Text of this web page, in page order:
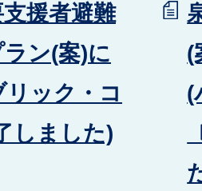
援者避難
ン(案)に
ック・コ
しました)
(
(